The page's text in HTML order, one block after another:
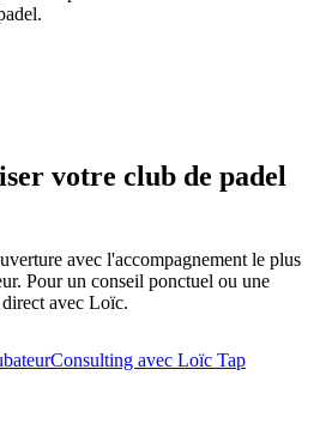
votre club de padel
avec l'accompagnement le plus
Pour un conseil ponctuel ou une
avec Loïc.
Consulting avec Loïc Tap